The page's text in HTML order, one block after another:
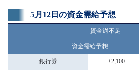
5月12日の資金需給予想
資金過不足
資金需給予想
銀行券 +2,100